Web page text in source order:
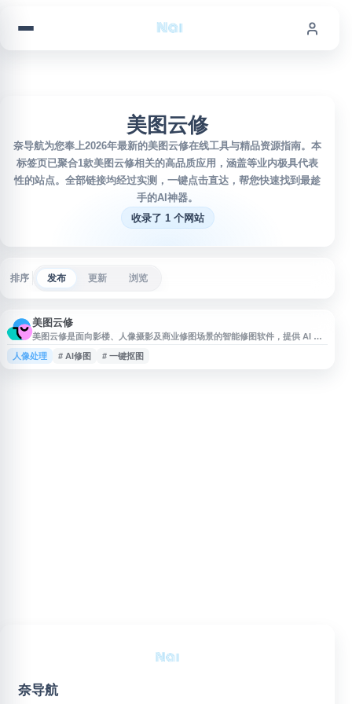
美图云修
奈导航为您奉上2026年最新的美图云修在线工具与精品资源指南。本
标签页已聚合1款美图云修相关的高品质应用，涵盖等业内极具代表
性的站点。全部链接均经过实测，一键点击直达，帮您快速找到最趁
手的AI神器。
收录了 1 个网站
排序 发布 更新 浏览
美图云修
美图云修是面向影楼、人像摄影及商业修图场景的智能修图软件，提供 AI 修
图、批量照片处理、调色、液化、一键抠图、照片直播等功能，适用于影楼后
期制作、照片精修与工作流程提效。平台结合美图图像处理能力，帮助摄影机
人像处理 # AI修图 # 一键抠图
奈导航